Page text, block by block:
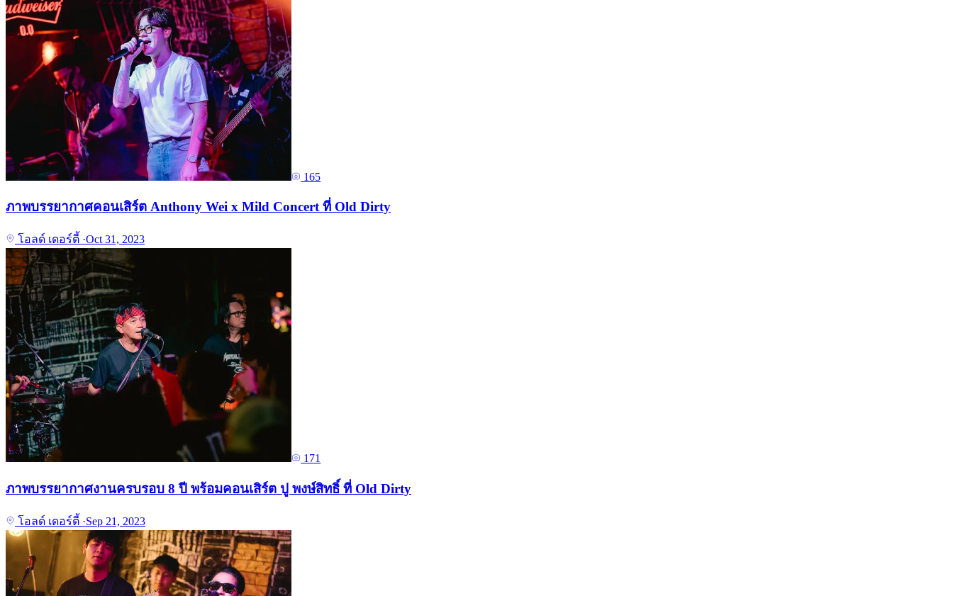
165
ภาพบรรยากาศคอนเสิร์ต Anthony Wei x Mild Concert ที่ Old Dirty
โอลด์ เดอร์ตี้ ·Oct 31, 2023
171
ภาพบรรยากาศงานครบรอบ 8 ปี พร้อมคอนเสิร์ต ปู พงษ์สิทธิ์ ที่ Old Dirty
โอลด์ เดอร์ตี้ ·Sep 21, 2023